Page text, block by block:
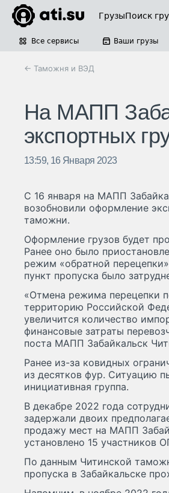
ГрузыПоиск
Все сервисы Ваши грузы
← Таможня и ВЭД
На МАПП
экспортных
13:59, 16 Января 2023
С 16 января на МАПП
возобновили оформление
таможни.
Оформление грузов будет
Ранее оно было
режим «обратной
пункт пропуска было
«Отмена режима перецепки
территорию Российской
увеличится количество
финансовые затраты
поста МАПП Забайкальск
Ранее из-за ковидных
из десятков фур. Ситуацию
инициативная группа.
В декабре 2022 года
задержали двоих
продажу мест на МАПП
установлено 15 участников
По данным Читинской
пропуска в Забайкальске